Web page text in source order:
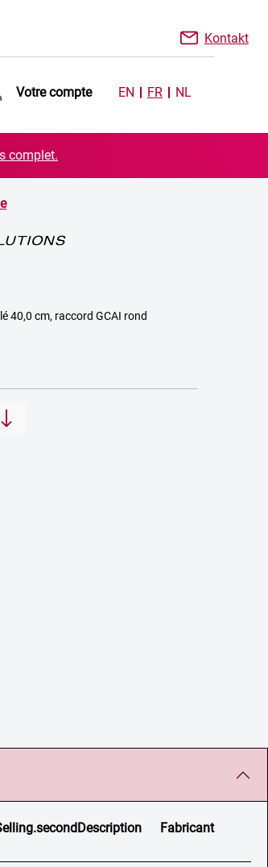
Kontakt
Votre compte EN FR NL
complet.
40,0 cm, raccord GCAI rond
Fabricant